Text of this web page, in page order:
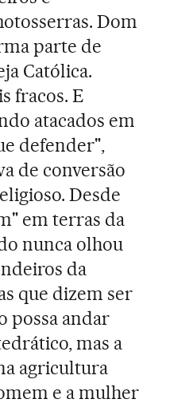
Dom
parte de
Católica.
fracos. E
atacados em
defender",
de conversão
Desde
em terras da
nunca olhou
da
que dizem ser
possa andar
mas a
agricultura
e a mulher